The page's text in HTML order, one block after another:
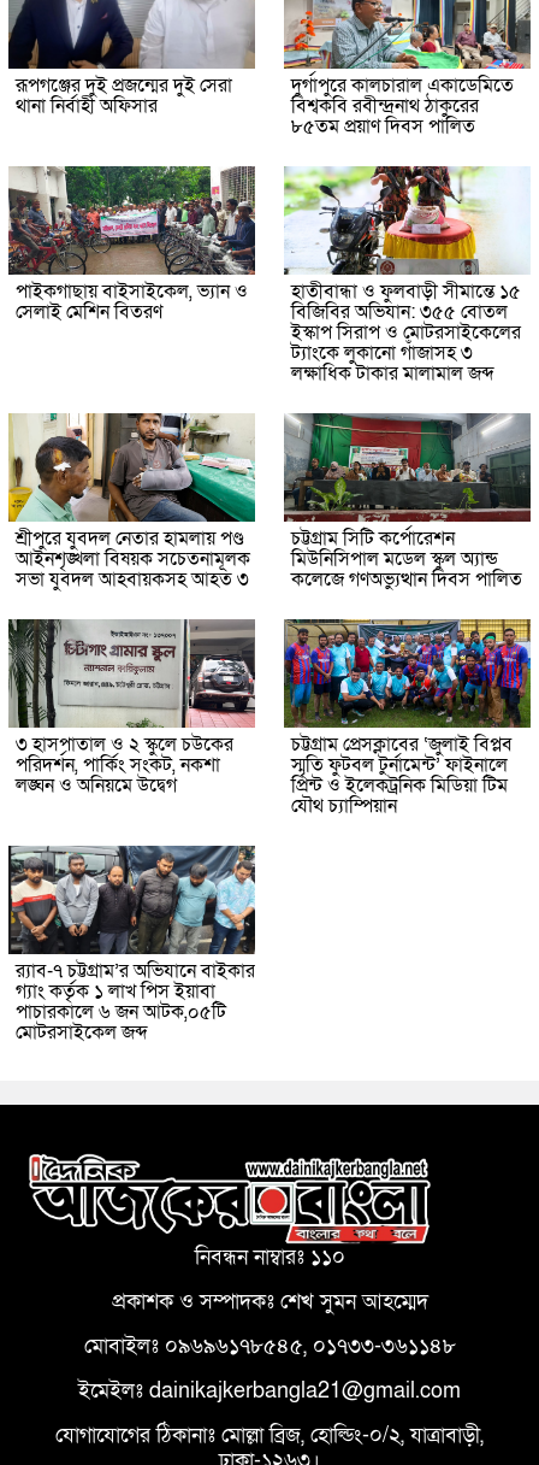
রূপগঞ্জের দুই প্রজন্মের দুই সেরা
থানা নির্বাহী অফিসার
দুর্গাপুরে কালচারাল একাডেমিতে
বিশ্বকবি রবীন্দ্রনাথ ঠাকুরের
৮৫তম প্রয়াণ দিবস পালিত
পাইকগাছায় বাইসাইকেল, ভ্যান ও
সেলাই মেশিন বিতরণ
হাতীবান্ধা ও ফুলবাড়ী সীমান্তে ১৫
বিজিবির অভিযান: ৩৫৫ বোতল
ইস্কাপ সিরাপ ও মোটরসাইকেলের
ট্যাংকে লুকানো গাঁজাসহ ৩
লক্ষাধিক টাকার মালামাল জব্দ
শ্রীপুরে যুবদল নেতার হামলায় পণ্ড
আইনশৃঙ্খলা বিষয়ক সচেতনামূলক
সভা যুবদল আহবায়কসহ আহত ৩
চট্টগ্রাম সিটি কর্পোরেশন
মিউনিসিপাল মডেল স্কুল অ্যান্ড
কলেজে গণঅভ্যুত্থান দিবস পালিত
৩ হাসপাতাল ও ২ স্কুলে চউকের
পরিদর্শন, পার্কিং সংকট, নকশা
লঙ্ঘন ও অনিয়মে উদ্বেগ
চট্টগ্রাম প্রেসক্লাবের ‘জুলাই বিপ্লব
স্মৃতি ফুটবল টুর্নামেন্ট’ ফাইনালে
প্রিন্ট ও ইলেকট্রনিক মিডিয়া টিম
যৌথ চ্যাম্পিয়ান
র‌্যাব-৭ চট্টগ্রাম’র অভিযানে বাইকার
গ্যাং কর্তৃক ১ লাখ পিস ইয়াবা
পাচারকালে ৬ জন আটক,০৫টি
মোটরসাইকেল জব্দ
নিবন্ধন নাম্বারঃ ১১০
প্রকাশক ও সম্পাদকঃ শেখ সুমন আহম্মেদ
মোবাইলঃ ০৯৬৯৬১৭৮৫৪৫, ০১৭৩৩-৩৬১১৪৮
ইমেইলঃ dainikajkerbangla21@gmail.com
যোগাযোগের ঠিকানাঃ মোল্লা ব্রিজ, হোল্ডিং-০/২, যাত্রাবাড়ী,